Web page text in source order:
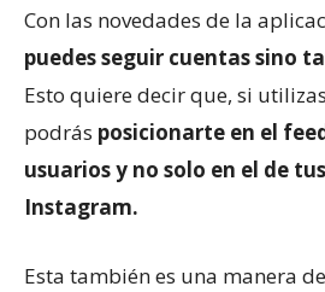
Con las novedades de la
puedesseguir cuentas sino
Esto quiere decir que, si
podrás posicionarte en el
usuarios y no solo en el de
Instagram.
Esta también es una manera